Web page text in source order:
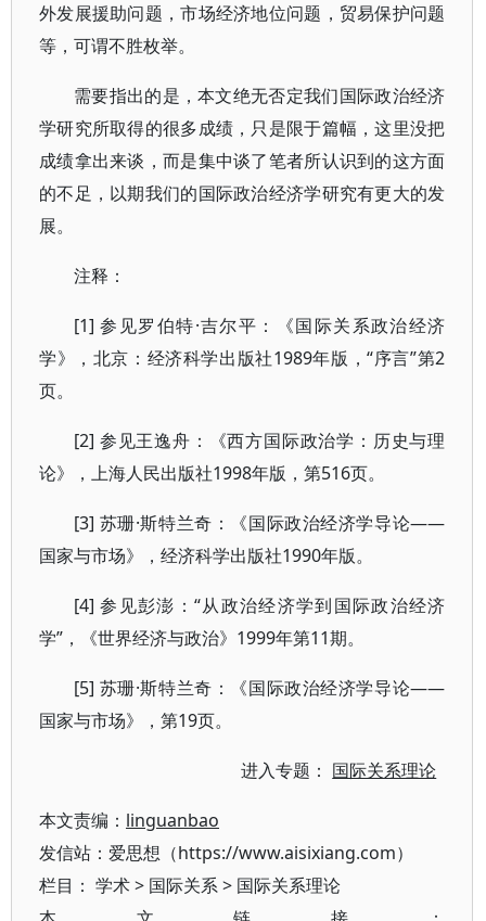
外发展援助问题，市场经济地位问题，贸易保护问题
等，可谓不胜枚举。
需要指出的是，本文绝无否定我们国际政治经济
学研究所取得的很多成绩，只是限于篇幅，这里没把
成绩拿出来谈，而是集中谈了笔者所认识到的这方面
的不足，以期我们的国际政治经济学研究有更大的发
展。
注释：
[1] 参见罗伯特·吉尔平：《国际关系政治经济
学》，北京：经济科学出版社1989年版，“序言”第2
页。
[2] 参见王逸舟：《西方国际政治学：历史与理
论》，上海人民出版社1998年版，第516页。
[3] 苏珊·斯特兰奇：《国际政治经济学导论――
国家与市场》，经济科学出版社1990年版。
[4] 参见彭澎：“从政治经济学到国际政治经济
学”，《世界经济与政治》1999年第11期。
[5] 苏珊·斯特兰奇：《国际政治经济学导论――
国家与市场》，第19页。
进入专题： 国际关系理论
本文责编： linguanbao
发信站：爱思想（https://www.aisixiang.com）
栏目： 学术> 国际关系> 国际关系理论